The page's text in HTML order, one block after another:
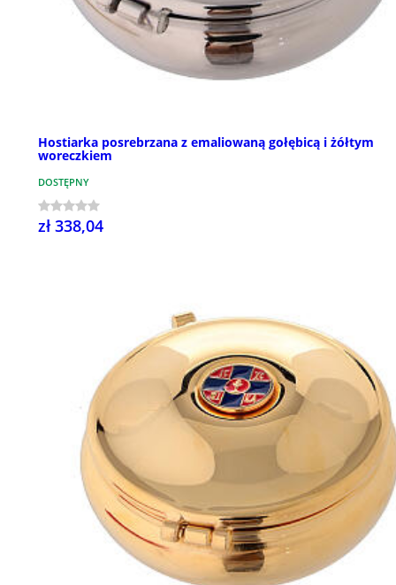
Hostiarka posrebrzana z emaliowaną gołębicą i żółtym
woreczkiem
DOSTĘPNY
zł 338,04